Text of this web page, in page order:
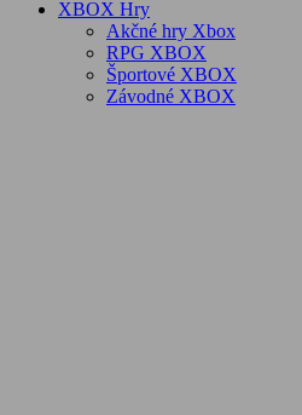
XBOX Hry
Akčné hry Xbox
RPG XBOX
Športové XBOX
Závodné XBOX